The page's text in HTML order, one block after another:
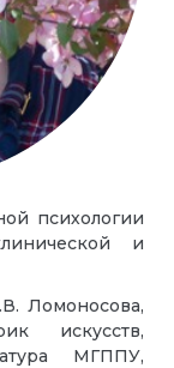
психологии
и
Ломоносова,
искусств,
МГППУ,